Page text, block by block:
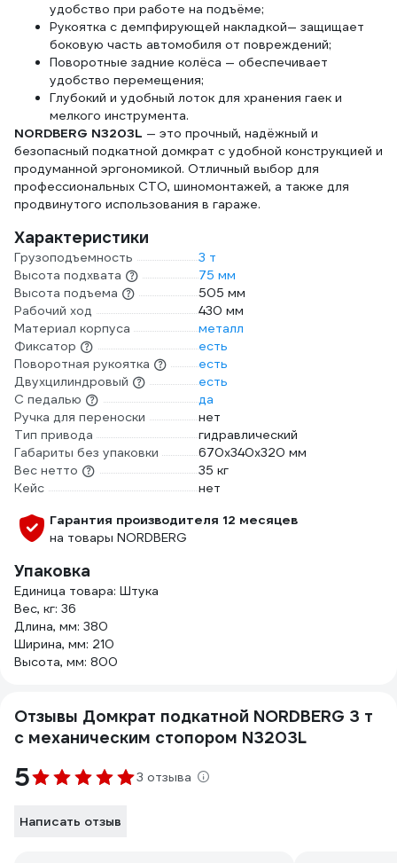
удобство при работе на подъёме;
Рукоятка с демпфирующей накладкой— защищает
боковую часть автомобиля от повреждений;
Поворотные задние колёса — обеспечивает
удобство перемещения;
Глубокий и удобный лоток для хранения гаек и
мелкого инструмента.
NORDBERG N3203L — это прочный, надёжный и
безопасный подкатной домкрат с удобной конструкцией и
продуманной эргономикой. Отличный выбор для
профессиональных СТО, шиномонтажей, а также для
продвинутого использования в гараже.
Характеристики
Грузоподъемность
3 т
Высота подхвата
75 мм
Высота подъема
505 мм
Рабочий ход
430 мм
Материал корпуса
металл
Фиксатор
есть
Поворотная рукоятка
есть
Двухцилиндровый
есть
С педалью
да
Ручка для переноски
нет
Тип привода
гидравлический
Габариты без упаковки
670x340x320 мм
Вес нетто
35 кг
Кейс
нет
Гарантия производителя 12 месяцев
на товары NORDBERG
Упаковка
Единица товара: Штука
Вес, кг: 36
Длина, мм: 380
Ширина, мм: 210
Высота, мм: 800
Отзывы Домкрат подкатной NORDBERG 3 т
с механическим стопором N3203L
5 3 отзыва
Написать отзыв